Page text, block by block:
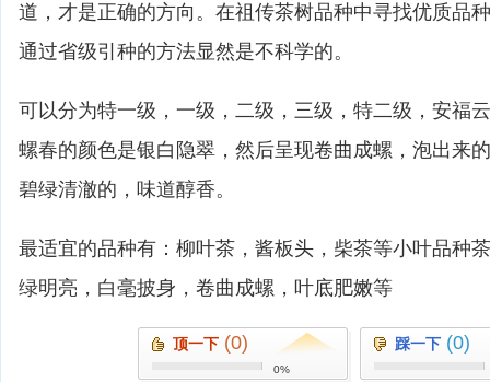
道，才是正确的方向。在祖传茶树品种中寻找优质品
通过省级引种的方法显然是不科学的。
可以分为特一级，一级，二级，三级，特二级，安福
螺春的颜色是银白隐翠，然后呈现卷曲成螺，泡出来
碧绿清澈的，味道醇香。
最适宜的品种有：柳叶茶，酱板头，柴茶等小叶品种
绿明亮，白毫披身，卷曲成螺，叶底肥嫩等
顶一下 (0)
0%
踩一下 (0)